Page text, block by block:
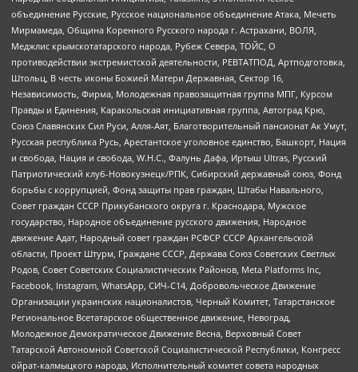
объединение Русские, Русское национальное объединение Атака, Мечеть
Мирмамеда, Община Коренного Русского народа г. Астрахани, ВОЛЯ,
Меджлис крымскотатарского народа, Рубеж Севера, ТОЙС, О
противодействии экстремистской деятельности, РЕВТАТПОД, Артподготовка,
Штольц, В честь иконы Божией Матери Державная, Сектор 16,
Независимость, Фирма, Молодежная правозащитная группа МПГ, Курсом
Правды и Единения, Каракольская инициативная группа, Автоград Крю,
Союз Славянских Сил Руси, Алля-Аят, Благотворительный пансионат Ак Умут,
Русская республика Русь, Арестантское уголовное единство, Башкорт, Нация
и свобода, Нация и свобода, W.H.С., Фалунь Дафа, Иртыш Ultras, Русский
Патриотический клуб-Новокузнецк/РПК, Сибирский державный союз, Фонд
борьбы с коррупцией, Фонд защиты прав граждан, Штабы Навального,
Совет граждан СССР Прикубанского округа г. Краснодара, Мужское
государство, Народное объединение русского движения, Народное
движение Адат, Народный совет граждан РСФСР СССР Архангельской
области, Проект Штурм, Граждане СССР, Держава Союз Советских Светлых
Родов, Совет Советских Социалистических Районов, Meta Platforms Inc,
Facebook, Instagram, WhatsApp, СИЧ-С14, Добровольческое Движение
Организации украинских националистов, Черный Комитет, Татарстанское
Региональное Всетатарское общественное движение, Невоград,
Молодежное Демократическое Движение Весна, Верховный Совет
Татарской Автономной Советской Социалистической Республики, Конгресс
ойрат-калмыцкого народа, Исполнительный комитет совета народных